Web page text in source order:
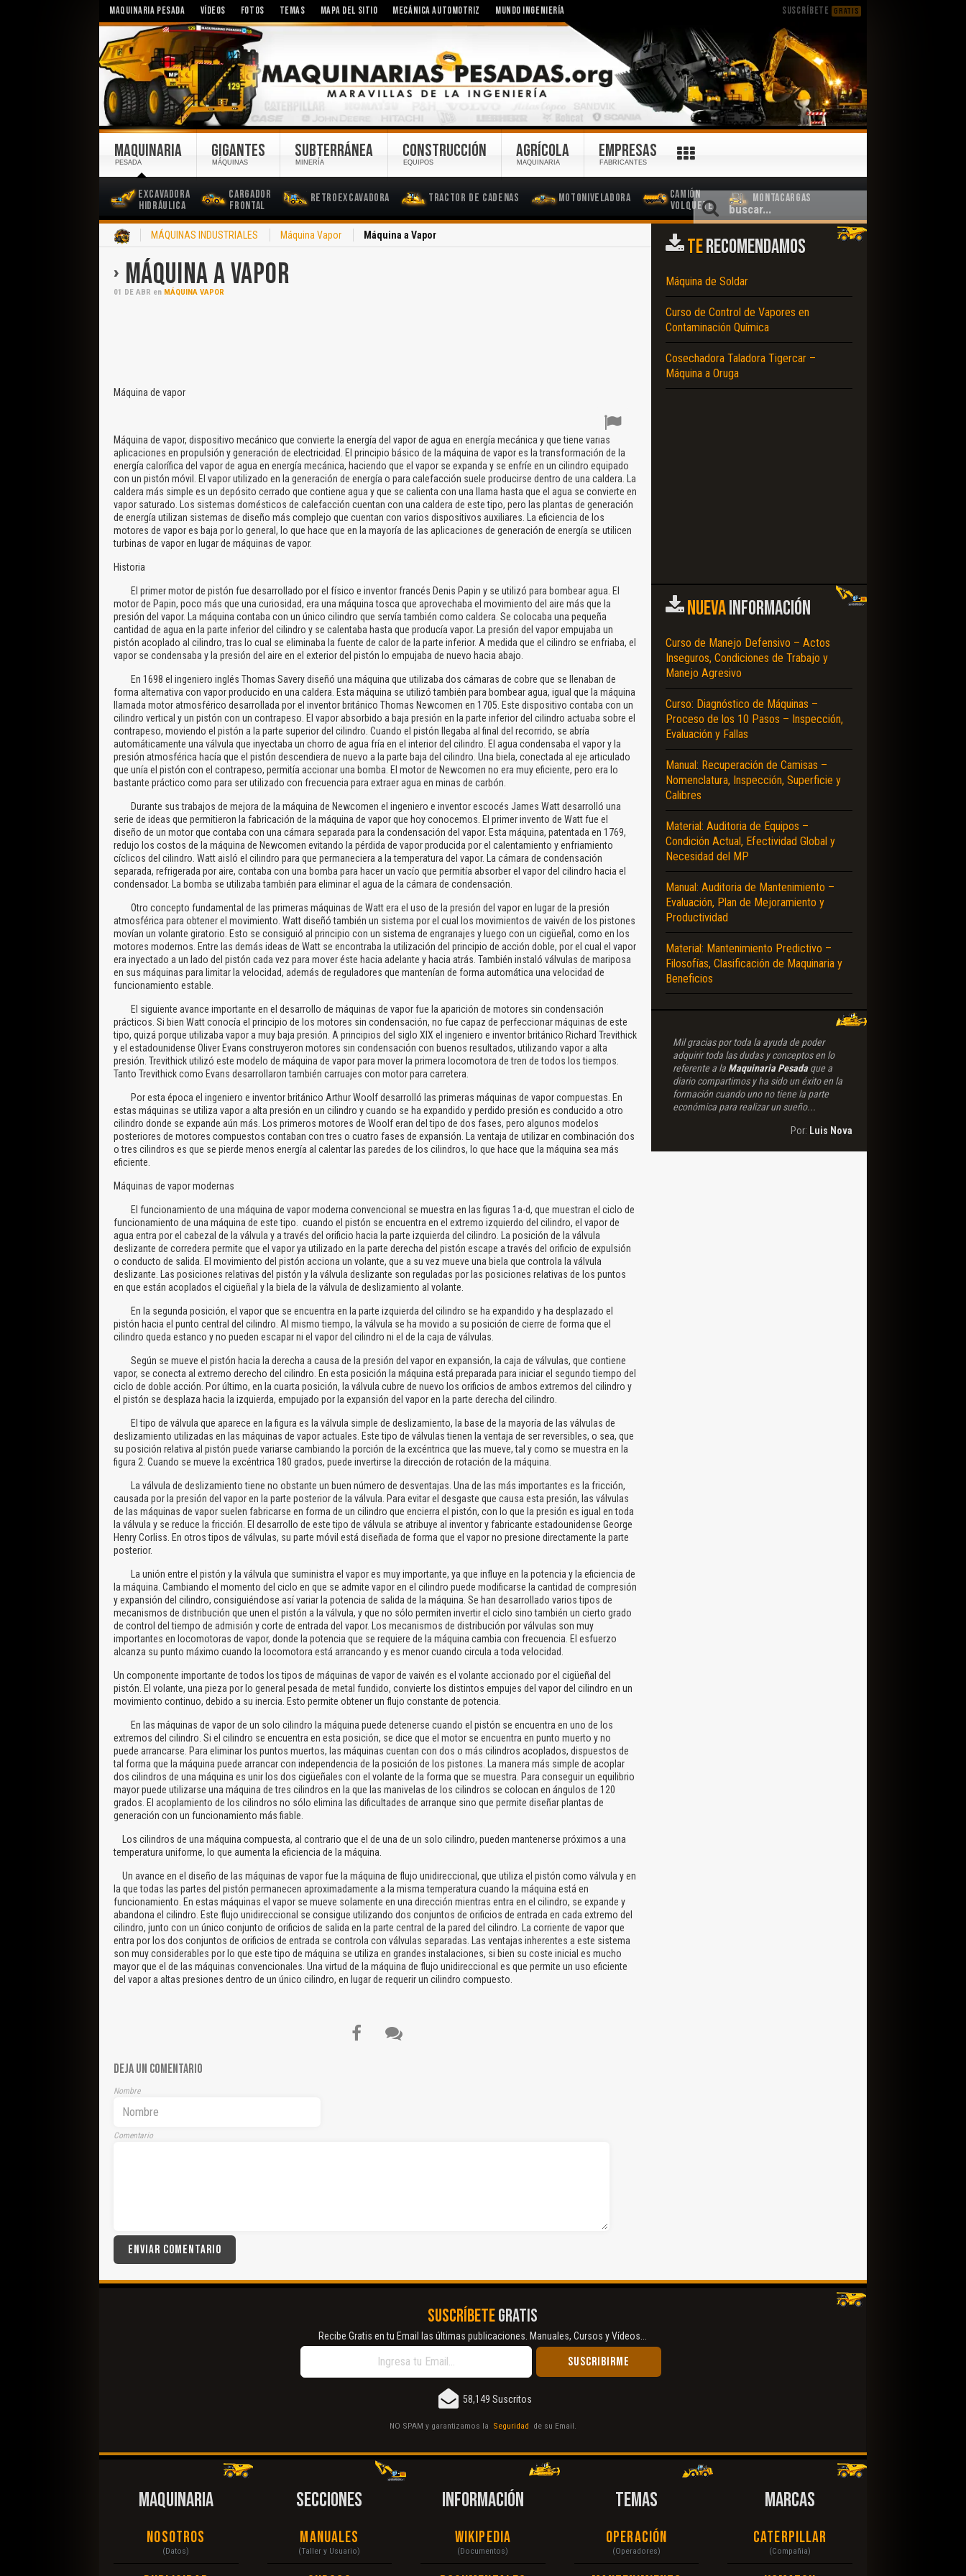
MAQUINARIA PESADA VÍDEOS FOTOS TEMAS MAPA DEL SITIO MECÁNICA AUTOMOTRIZ MUNDO INGENIERÍA SUSCRÍBETE GRATIS
MAQUINARIA
PESADA
Excavadora
Hidráulica
Cargador
Frontal
Retroexcavadora Tractor de Cadenas Motoniveladora
Camión
Volquete
Montacargas
GIGANTES
MÁQUINAS
SUBTERRÁNEA
MINERÍA
CONSTRUCCIÓN
EQUIPOS
AGRÍCOLA
MAQUINARIA
EMPRESAS
FABRICANTES
MÁQUINAS INDUSTRIALES Máquina Vapor Máquina a Vapor
MÁQUINA A VAPOR
01 DE ABR en MÁQUINA VAPOR
Máquina de vapor
Máquina de vapor, dispositivo mecánico que convierte la energía del vapor de agua en energía mecánica y que tiene varias
aplicaciones en propulsión y generación de electricidad. El principio básico de la máquina de vapor es la transformación de la
energía calorífica del vapor de agua en energía mecánica, haciendo que el vapor se expanda y se enfríe en un cilindro equipado
con un pistón móvil. El vapor utilizado en la generación de energía o para calefacción suele producirse dentro de una caldera. La
caldera más simple es un depósito cerrado que contiene agua y que se calienta con una llama hasta que el agua se convierte en
vapor saturado. Los sistemas domésticos de calefacción cuentan con una caldera de este tipo, pero las plantas de generación
de energía utilizan sistemas de diseño más complejo que cuentan con varios dispositivos auxiliares. La eficiencia de los
motores de vapor es baja por lo general, lo que hace que en la mayoría de las aplicaciones de generación de energía se utilicen
turbinas de vapor en lugar de máquinas de vapor.
Historia
El primer motor de pistón fue desarrollado por el físico e inventor francés Denis Papin y se utilizó para bombear agua. El
motor de Papin, poco más que una curiosidad, era una máquina tosca que aprovechaba el movimiento del aire más que la
presión del vapor. La máquina contaba con un único cilindro que servía también como caldera. Se colocaba una pequeña
cantidad de agua en la parte inferior del cilindro y se calentaba hasta que producía vapor. La presión del vapor empujaba un
pistón acoplado al cilindro, tras lo cual se eliminaba la fuente de calor de la parte inferior. A medida que el cilindro se enfriaba, el
vapor se condensaba y la presión del aire en el exterior del pistón lo empujaba de nuevo hacia abajo.
En 1698 el ingeniero inglés Thomas Savery diseñó una máquina que utilizaba dos cámaras de cobre que se llenaban de
forma alternativa con vapor producido en una caldera. Esta máquina se utilizó también para bombear agua, igual que la máquina
llamada motor atmosférico desarrollada por el inventor británico Thomas Newcomen en 1705. Este dispositivo contaba con un
cilindro vertical y un pistón con un contrapeso. El vapor absorbido a baja presión en la parte inferior del cilindro actuaba sobre el
contrapeso, moviendo el pistón a la parte superior del cilindro. Cuando el pistón llegaba al final del recorrido, se abría
automáticamente una válvula que inyectaba un chorro de agua fría en el interior del cilindro. El agua condensaba el vapor y la
presión atmosférica hacía que el pistón descendiera de nuevo a la parte baja del cilindro. Una biela, conectada al eje articulado
que unía el pistón con el contrapeso, permitía accionar una bomba. El motor de Newcomen no era muy eficiente, pero era lo
bastante práctico como para ser utilizado con frecuencia para extraer agua en minas de carbón.
Durante sus trabajos de mejora de la máquina de Newcomen el ingeniero e inventor escocés James Watt desarrolló una
serie de ideas que permitieron la fabricación de la máquina de vapor que hoy conocemos. El primer invento de Watt fue el
diseño de un motor que contaba con una cámara separada para la condensación del vapor. Esta máquina, patentada en 1769,
redujo los costos de la máquina de Newcomen evitando la pérdida de vapor producida por el calentamiento y enfriamiento
cíclicos del cilindro. Watt aisló el cilindro para que permaneciera a la temperatura del vapor. La cámara de condensación
separada, refrigerada por aire, contaba con una bomba para hacer un vacío que permitía absorber el vapor del cilindro hacia el
condensador. La bomba se utilizaba también para eliminar el agua de la cámara de condensación.
Otro concepto fundamental de las primeras máquinas de Watt era el uso de la presión del vapor en lugar de la presión
atmosférica para obtener el movimiento. Watt diseñó también un sistema por el cual los movimientos de vaivén de los pistones
movían un volante giratorio. Esto se consiguió al principio con un sistema de engranajes y luego con un cigüeñal, como en los
motores modernos. Entre las demás ideas de Watt se encontraba la utilización del principio de acción doble, por el cual el vapor
era inyectado a un lado del pistón cada vez para mover éste hacia adelante y hacia atrás. También instaló válvulas de mariposa
en sus máquinas para limitar la velocidad, además de reguladores que mantenían de forma automática una velocidad de
funcionamiento estable.
El siguiente avance importante en el desarrollo de máquinas de vapor fue la aparición de motores sin condensación
prácticos. Si bien Watt conocía el principio de los motores sin condensación, no fue capaz de perfeccionar máquinas de este
tipo, quizá porque utilizaba vapor a muy baja presión. A principios del siglo XIX el ingeniero e inventor británico Richard Trevithick
y el estadounidense Oliver Evans construyeron motores sin condensación con buenos resultados, utilizando vapor a alta
presión. Trevithick utilizó este modelo de máquina de vapor para mover la primera locomotora de tren de todos los tiempos.
Tanto Trevithick como Evans desarrollaron también carruajes con motor para carretera.
Por esta época el ingeniero e inventor británico Arthur Woolf desarrolló las primeras máquinas de vapor compuestas. En
estas máquinas se utiliza vapor a alta presión en un cilindro y cuando se ha expandido y perdido presión es conducido a otro
cilindro donde se expande aún más. Los primeros motores de Woolf eran del tipo de dos fases, pero algunos modelos
posteriores de motores compuestos contaban con tres o cuatro fases de expansión. La ventaja de utilizar en combinación dos
o tres cilindros es que se pierde menos energía al calentar las paredes de los cilindros, lo que hace que la máquina sea más
eficiente.
Máquinas de vapor modernas
El funcionamiento de una máquina de vapor moderna convencional se muestra en las figuras 1a-d, que muestran el ciclo de
funcionamiento de una máquina de este tipo. cuando el pistón se encuentra en el extremo izquierdo del cilindro, el vapor de
agua entra por el cabezal de la válvula y a través del orificio hacia la parte izquierda del cilindro. La posición de la válvula
deslizante de corredera permite que el vapor ya utilizado en la parte derecha del pistón escape a través del orificio de expulsión
o conducto de salida. El movimiento del pistón acciona un volante, que a su vez mueve una biela que controla la válvula
deslizante. Las posiciones relativas del pistón y la válvula deslizante son reguladas por las posiciones relativas de los puntos
en que están acoplados el cigüeñal y la biela de la válvula de deslizamiento al volante.
En la segunda posición, el vapor que se encuentra en la parte izquierda del cilindro se ha expandido y ha desplazado el
pistón hacia el punto central del cilindro. Al mismo tiempo, la válvula se ha movido a su posición de cierre de forma que el
cilindro queda estanco y no pueden escapar ni el vapor del cilindro ni el de la caja de válvulas.
Según se mueve el pistón hacia la derecha a causa de la presión del vapor en expansión, la caja de válvulas, que contiene
vapor, se conecta al extremo derecho del cilindro. En esta posición la máquina está preparada para iniciar el segundo tiempo del
ciclo de doble acción. Por último, en la cuarta posición, la válvula cubre de nuevo los orificios de ambos extremos del cilindro y
el pistón se desplaza hacia la izquierda, empujado por la expansión del vapor en la parte derecha del cilindro.
El tipo de válvula que aparece en la figura es la válvula simple de deslizamiento, la base de la mayoría de las válvulas de
deslizamiento utilizadas en las máquinas de vapor actuales. Este tipo de válvulas tienen la ventaja de ser reversibles, o sea, que
su posición relativa al pistón puede variarse cambiando la porción de la excéntrica que las mueve, tal y como se muestra en la
figura 2. Cuando se mueve la excéntrica 180 grados, puede invertirse la dirección de rotación de la máquina.
La válvula de deslizamiento tiene no obstante un buen número de desventajas. Una de las más importantes es la fricción,
causada por la presión del vapor en la parte posterior de la válvula. Para evitar el desgaste que causa esta presión, las válvulas
de las máquinas de vapor suelen fabricarse en forma de un cilindro que encierra el pistón, con lo que la presión es igual en toda
la válvula y se reduce la fricción. El desarrollo de este tipo de válvula se atribuye al inventor y fabricante estadounidense George
Henry Corliss. En otros tipos de válvulas, su parte móvil está diseñada de forma que el vapor no presione directamente la parte
posterior.
La unión entre el pistón y la válvula que suministra el vapor es muy importante, ya que influye en la potencia y la eficiencia de
la máquina. Cambiando el momento del ciclo en que se admite vapor en el cilindro puede modificarse la cantidad de compresión
y expansión del cilindro, consiguiéndose así variar la potencia de salida de la máquina. Se han desarrollado varios tipos de
mecanismos de distribución que unen el pistón a la válvula, y que no sólo permiten invertir el ciclo sino también un cierto grado
de control del tiempo de admisión y corte de entrada del vapor. Los mecanismos de distribución por válvulas son muy
importantes en locomotoras de vapor, donde la potencia que se requiere de la máquina cambia con frecuencia. El esfuerzo
alcanza su punto máximo cuando la locomotora está arrancando y es menor cuando circula a toda velocidad.
Un componente importante de todos los tipos de máquinas de vapor de vaivén es el volante accionado por el cigüeñal del
pistón. El volante, una pieza por lo general pesada de metal fundido, convierte los distintos empujes del vapor del cilindro en un
movimiento continuo, debido a su inercia. Esto permite obtener un flujo constante de potencia.
En las máquinas de vapor de un solo cilindro la máquina puede detenerse cuando el pistón se encuentra en uno de los
extremos del cilindro. Si el cilindro se encuentra en esta posición, se dice que el motor se encuentra en punto muerto y no
puede arrancarse. Para eliminar los puntos muertos, las máquinas cuentan con dos o más cilindros acoplados, dispuestos de
tal forma que la máquina puede arrancar con independencia de la posición de los pistones. La manera más simple de acoplar
dos cilindros de una máquina es unir los dos cigüeñales con el volante de la forma que se muestra. Para conseguir un equilibrio
mayor puede utilizarse una máquina de tres cilindros en la que las manivelas de los cilindros se colocan en ángulos de 120
grados. El acoplamiento de los cilindros no sólo elimina las dificultades de arranque sino que permite diseñar plantas de
generación con un funcionamiento más fiable.
Los cilindros de una máquina compuesta, al contrario que el de una de un solo cilindro, pueden mantenerse próximos a una
temperatura uniforme, lo que aumenta la eficiencia de la máquina.
Un avance en el diseño de las máquinas de vapor fue la máquina de flujo unidireccional, que utiliza el pistón como válvula y en
la que todas las partes del pistón permanecen aproximadamente a la misma temperatura cuando la máquina está en
funcionamiento. En estas máquinas el vapor se mueve solamente en una dirección mientras entra en el cilindro, se expande y
abandona el cilindro. Este flujo unidireccional se consigue utilizando dos conjuntos de orificios de entrada en cada extremo del
cilindro, junto con un único conjunto de orificios de salida en la parte central de la pared del cilindro. La corriente de vapor que
entra por los dos conjuntos de orificios de entrada se controla con válvulas separadas. Las ventajas inherentes a este sistema
son muy considerables por lo que este tipo de máquina se utiliza en grandes instalaciones, si bien su coste inicial es mucho
mayor que el de las máquinas convencionales. Una virtud de la máquina de flujo unidireccional es que permite un uso eficiente
del vapor a altas presiones dentro de un único cilindro, en lugar de requerir un cilindro compuesto.
DEJA UN COMENTARIO
Nombre
Comentario
TERECOMENDAMOS
Máquina de Soldar
Curso de Control de Vapores en
Contaminación Química
Cosechadora Taladora Tigercar –
Máquina a Oruga
NUEVAINFORMACIÓN
Curso de Manejo Defensivo – Actos
Inseguros, Condiciones de Trabajo y
Manejo Agresivo
Curso: Diagnóstico de Máquinas –
Proceso de los 10 Pasos – Inspección,
Evaluación y Fallas
Manual: Recuperación de Camisas –
Nomenclatura, Inspección, Superficie y
Calibres
Material: Auditoria de Equipos –
Condición Actual, Efectividad Global y
Necesidad del MP
Manual: Auditoria de Mantenimiento –
Evaluación, Plan de Mejoramiento y
Productividad
Material: Mantenimiento Predictivo –
Filosofías, Clasificación de Maquinaria y
Beneficios
Mil gracias por toda la ayuda de poder
adquirir toda las dudas y conceptos en lo
referente a la Maquinaria Pesadaque a
diario compartimos y ha sido un éxito en la
formación cuando uno no tiene la parte
económica para realizar un sueño...
Por: Luis Nova
SUSCRÍBETEGRATIS
Recibe Gratis en tu Email las últimas publicaciones. Manuales, Cursos y Vídeos...
58,149 Suscritos
NO SPAM y garantizamos la Seguridad de su Email.
MAQUINARIA
Nosotros
(Datos)
SECCIONES
Manuales
(Taller y Usuario)
INFORMACIÓN
Wikipedia
(Documentos)
TEMAS
Operación
(Operadores)
MARCAS
Caterpillar
(Compañia)
El Título es incorrecto según el contenido.
Texto o Imagen de portada son erróneos.
No carga o no se visualiza el contenido.
Reportar otro tipo de error...